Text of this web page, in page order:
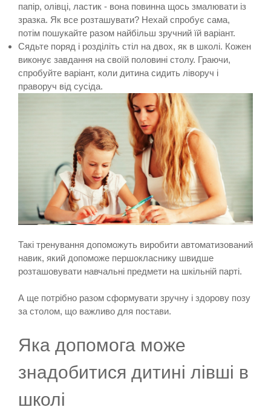
папір, олівці, ластик - вона повинна щось змалювати із
зразка. Як все розташувати? Нехай спробує сама,
потім пошукайте разом найбільш зручний їй варіант.
Сядьте поряд і розділіть стіл на двох, як в школі. Кожен
виконує завдання на своїй половині столу. Граючи,
спробуйте варіант, коли дитина сидить ліворуч і
праворуч від сусіда.
Такі тренування допоможуть виробити автоматизований
навик, який допоможе першокласнику швидше
розташовувати навчальні предмети на шкільній парті.
А ще потрібно разом сформувати зручну і здорову позу
за столом, що важливо для постави.
Яка допомога може
знадобитися дитині лівші в
школі